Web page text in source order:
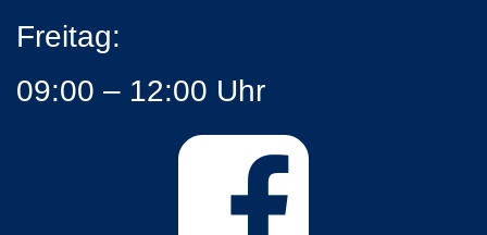
Freitag:
09:00 – 12:00 Uhr